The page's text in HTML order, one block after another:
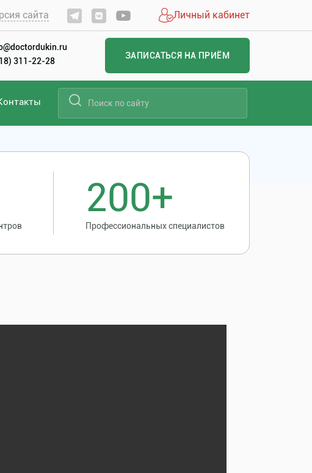
сайта Личный кабинет
311-22-28
ЗАПИСАТЬСЯ НА ПРИЁМ
200+
Профессиональных специалистов